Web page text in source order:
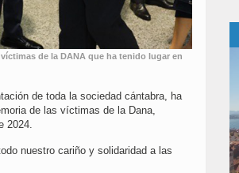
de la DANA que ha tenido lugar en
de toda la sociedad cántabra, ha
de las víctimas de la Dana,
2024.
nuestro cariño y solidaridad a las